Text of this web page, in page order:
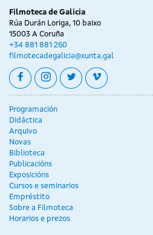
Filmoteca de Galicia
Rúa Durán Loriga, 10 baixo
15003 A Coruña
+34 881 881 260
filmotecadegalicia@xunta.gal
facebookinstagram
twittervimeo
Programación
Didáctica
Arquivo
Novas
Biblioteca
Publicacións
Exposicións
Cursos e seminarios
Empréstito
Sobre a Filmoteca
Horarios e prezos